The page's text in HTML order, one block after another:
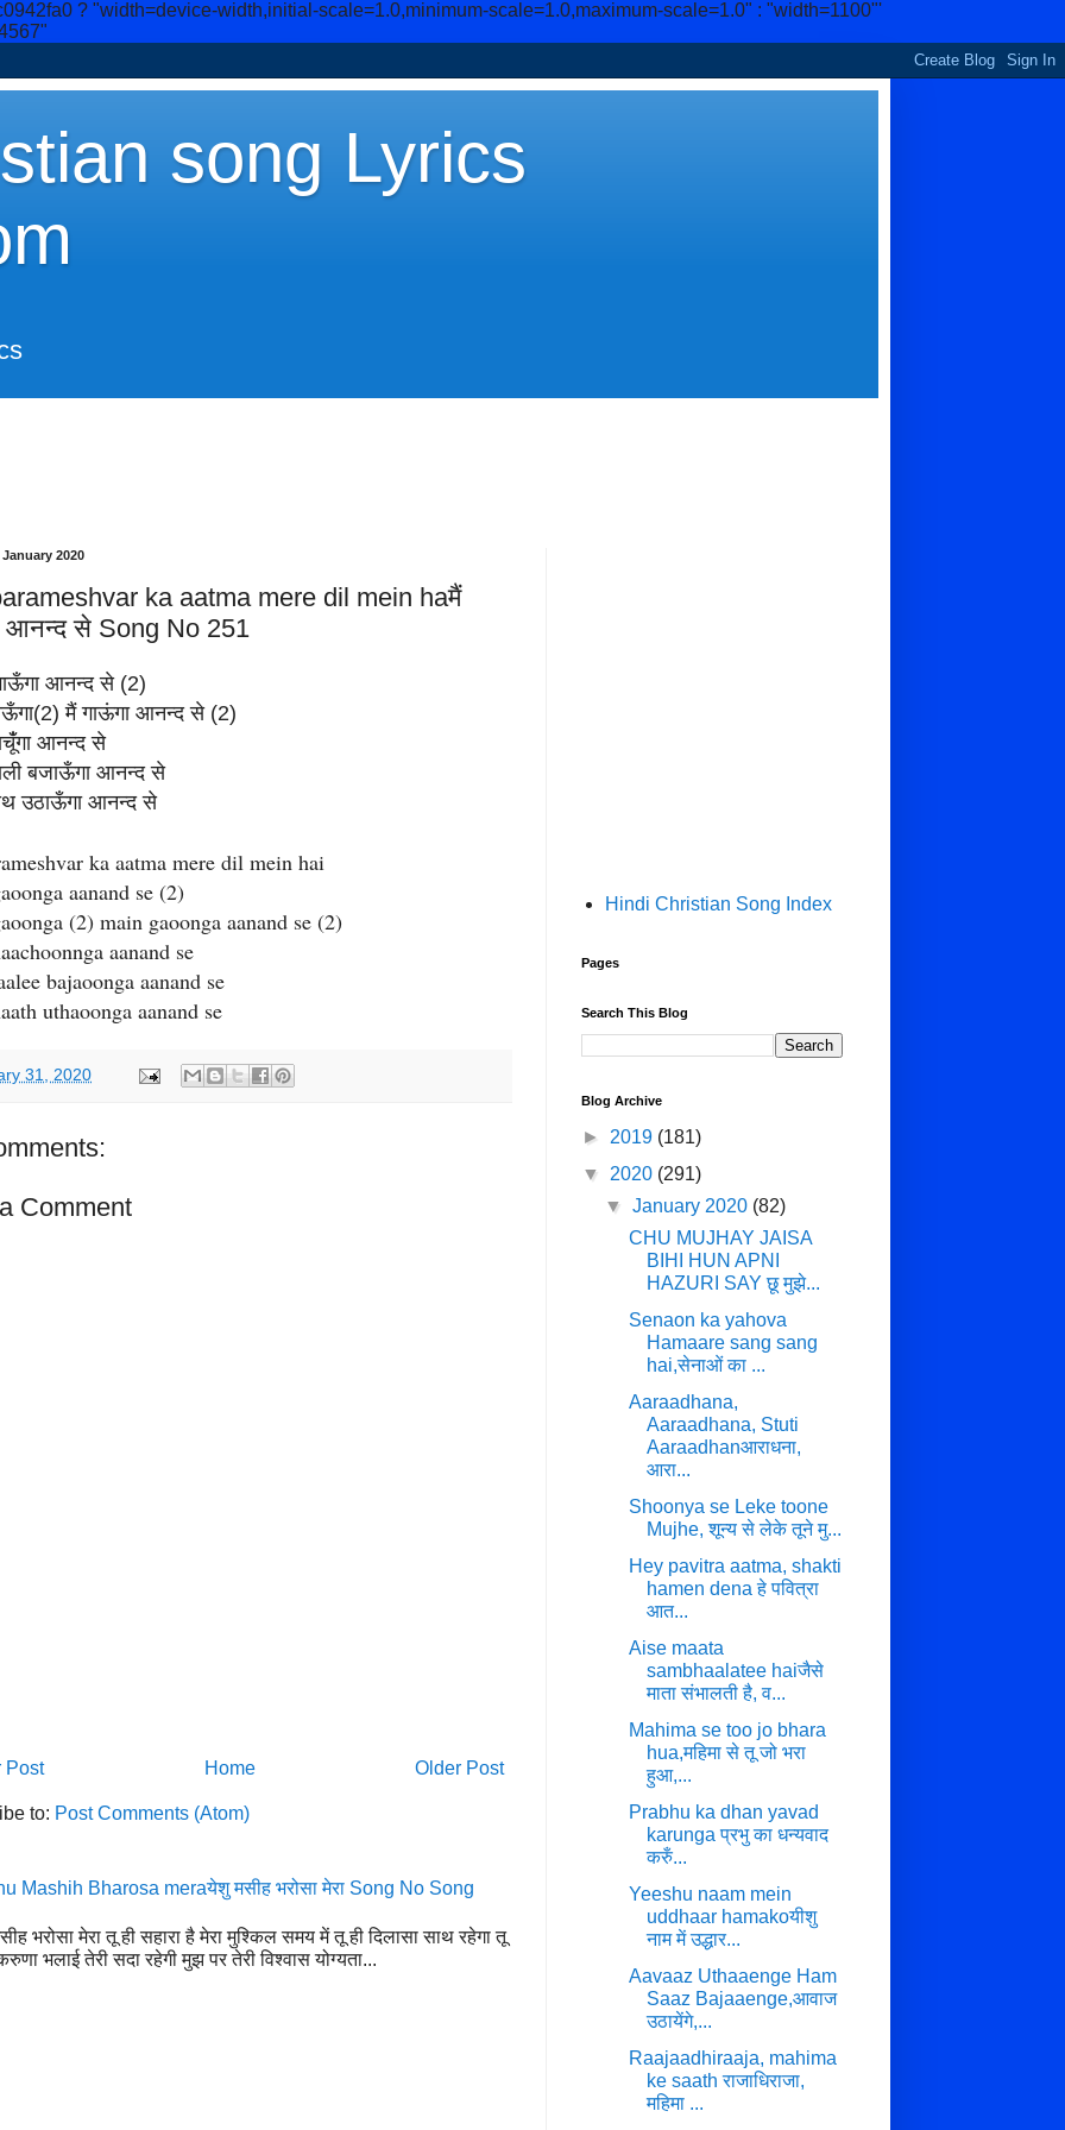
? "width=device-width,initial-scale=1.0,minimum-scale=1.0,maximum-scale=1.0" : "width=1100"'
song Lyrics
2020
ka aatma mere dil mein haमैं
आनन्द से Song No 251
आनन्द से (2)
मैं गाऊंगा आनन्द से (2)
आनन्द से
बजाऊँगा आनन्द से
आनन्द से
ka aatma mere dil mein hai
aanand se (2)
(2) main gaoonga aanand se (2)
aanand se
bajaoonga aanand se
uthaoonga aanand se
31, 2020
Comment
Post Older Post
Home
to: Post Comments (Atom)
Mashih Bharosa meraयेशु मसीह भरोसा मेरा Song No Song
भरोसा मेरा तू ही सहारा है मेरा मुश्किल समय में तू ही दिलासा साथ रहेगा तू
भलाई तेरी सदा रहेगी मुझ पर तेरी विश्वास योग्यता...
Hindi Christian Song Index
Pages
Search This Blog
Blog Archive
► 2019 (181)
▼ 2020 (291)
▼January 2020 (82)
CHU MUJHAY JAISA
BIHI HUN APNI
HAZURI SAY छू मुझे...
Senaon ka yahova
Hamaare sang sang
hai,सेनाओं का ...
Aaraadhana,
Aaraadhana, Stuti
Aaraadhanआराधना,
आरा...
Shoonya se Leke toone
Mujhe, शून्य से लेके तूने मु...
Hey pavitra aatma, shakti
hamen dena हे पवित्रा
आत...
Aise maata
sambhaalatee haiजैसे
माता संभालती है, व...
Mahima se too jo bhara
hua,महिमा से तू जो भरा
हुआ,...
Prabhu ka dhan yavad
karunga प्रभु का धन्यवाद
करुँ...
Yeeshu naam mein
uddhaar hamakoयीशु
नाम में उद्धार...
Aavaaz Uthaaenge Ham
Saaz Bajaaenge,आवाज
उठायेंगे,...
Raajaadhiraaja, mahima
ke saath राजाधिराजा,
महिमा ...